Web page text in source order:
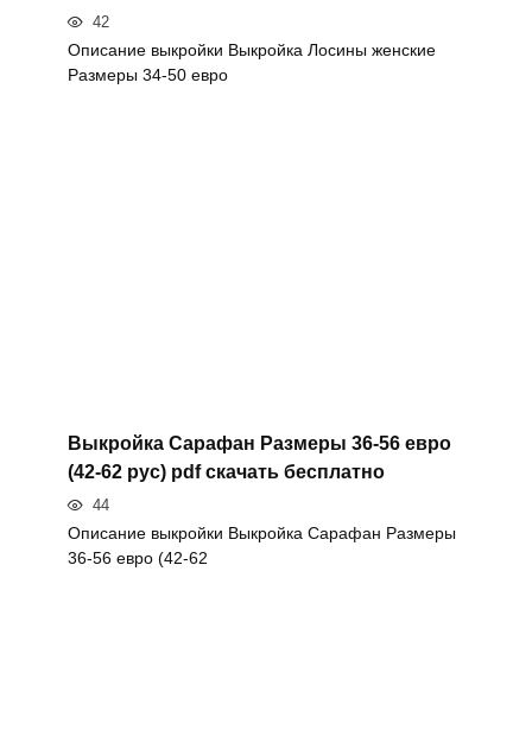
42
Описание выкройки Выкройка Лосины женские
Размеры 34-50 евро
Выкройка Сарафан Размеры 36-56 евро
(42-62 рус) pdf скачать бесплатно
44
Описание выкройки Выкройка Сарафан Размеры
36-56 евро (42-62